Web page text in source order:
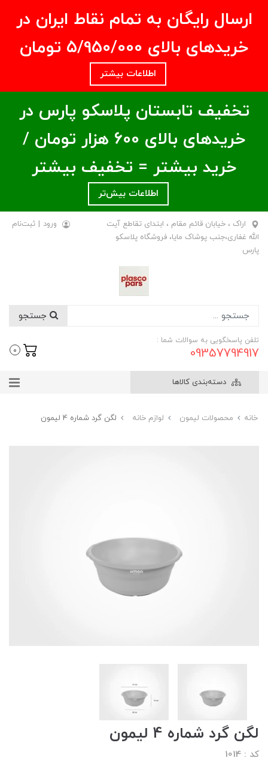
ارسال رایگان به تمام نقاط ایران در
خریدهای بالای ۵/950/000 تومان
اطلاعات بیشتر
تخفیف تابستان پلاسکو پارس در
خریدهای بالای ۶00 هزار تومان /
خرید بیشتر = تخفیف بیشتر
اطلاعات بیش‌تر
اراک ، خیابان قائم مقام ، ابتدای تقاطع آیت
الله غفاری،جنب پوشاک مایا، فروشگاه پلاسکو
پارس
ورود | ثبت‌نام
تلفن پاسخگویی به سوالات شما :
09357794917
0
دسته‌بندی کالاها
خانه محصولات لیمون لوازم خانه لگن گرد شماره 4 لیمون
لگن گرد شماره 4 لیمون
کد : 1014